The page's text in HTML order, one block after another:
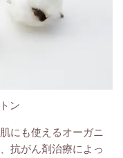
ン
にも使えるオーガニ
抗がん剤治療によっ